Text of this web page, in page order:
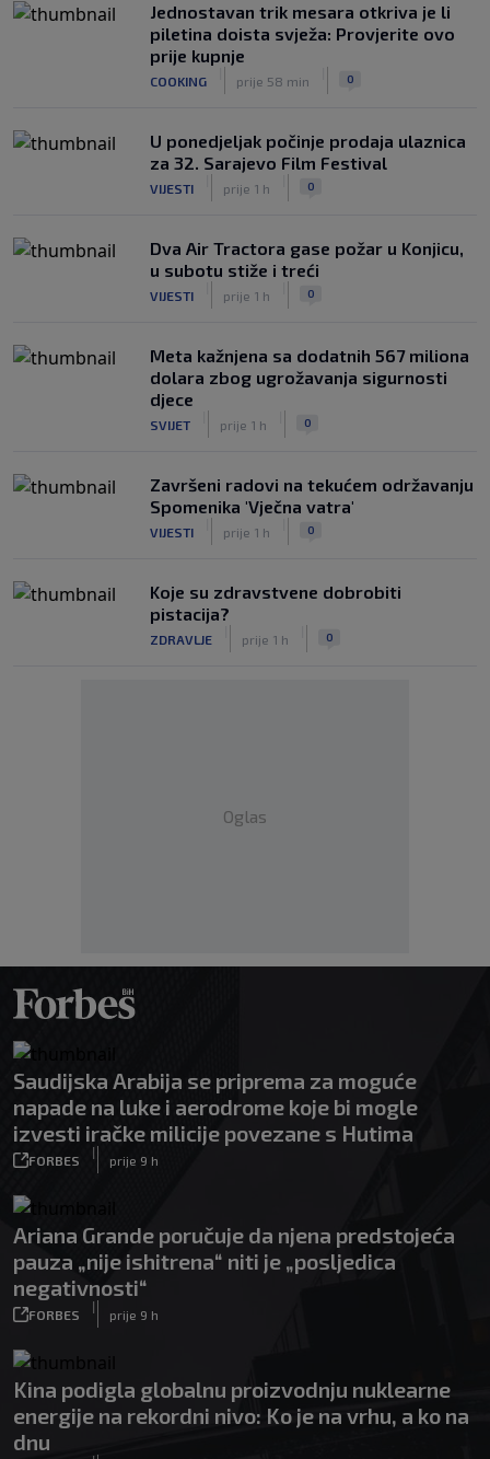
Jednostavan trik mesara otkriva je li
piletina doista svježa: Provjerite ovo
prije kupnje
COOKING prije 58 min 0
U ponedjeljak počinje prodaja ulaznica
za 32. Sarajevo Film Festival
VIJESTI prije 1 h 0
Dva Air Tractora gase požar u Konjicu,
u subotu stiže i treći
VIJESTI prije 1 h 0
Meta kažnjena sa dodatnih 567 miliona
dolara zbog ugrožavanja sigurnosti
djece
SVIJET prije 1 h 0
Završeni radovi na tekućem održavanju
Spomenika 'Vječna vatra'
VIJESTI prije 1 h 0
Koje su zdravstvene dobrobiti
pistacija?
ZDRAVLJE prije 1 h 0
Oglas
Saudijska Arabija se priprema za moguće
napade na luke i aerodrome koje bi mogle
izvesti iračke milicije povezane s Hutima
FORBES
|
prije 9 h
Ariana Grande poručuje da njena predstojeća
pauza „nije ishitrena“ niti je „posljedica
negativnosti“
FORBES
|
prije 9 h
Kina podigla globalnu proizvodnju nuklearne
energije na rekordni nivo: Ko je na vrhu, a ko na
dnu